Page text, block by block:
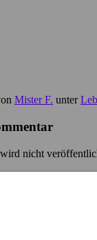
Mister F. unter
nicht